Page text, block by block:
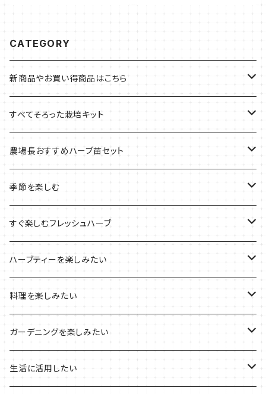
CATEGORY
新商品やお買い得商品はこちら
今イチオシの商品
季節のおすすめ商品
すべてそろった栽培キット
フェルトプランターの栽培キット
ルーツポーチの栽培キット
ブリキプランターの栽培キット
木製プランターの栽培キット
プラ製プランターの栽培キット
その他のプランターの栽培キット
農場長おすすめハーブ苗セット
農場長おすすめセット
おすすめの寄せ植え
季節を楽しむ
2022年のお正月
2022年の母の日
2021年の敬老の日
2021年のハロウィン
2021年のクリスマス
すぐ楽しむフレッシュハーブ
ハーブミックス
ハーブブーケ
フレッシュハーブ
ハーブティーを楽しみたい
ハーブティーの定番ハーブ
リラックスしたい時に
シャキッとしたい時に
料理を楽しみたい
料理の定番ハーブ
イタリア料理に
ガーデニングを楽しみたい
花を楽しみたい
生活に活用したい